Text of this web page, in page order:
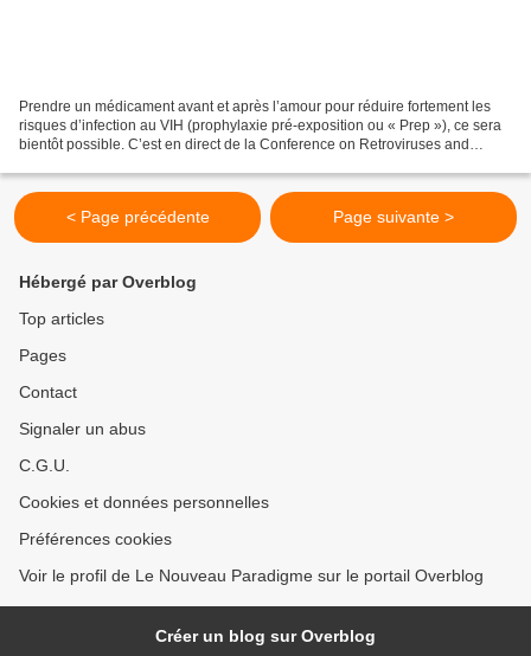
Prendre un médicament avant et après l’amour pour réduire fortement les
risques d’infection au VIH (prophylaxie pré-exposition ou « Prep »), ce sera
bientôt possible. C’est en direct de la Conference on Retroviruses and
< Page précédente Page suivante >
Hébergé par Overblog
Top articles
Pages
Contact
Signaler un abus
C.G.U.
Cookies et données personnelles
Préférences cookies
Voir le profil de Le Nouveau Paradigme sur le portail Overblog
Créer un blog sur Overblog